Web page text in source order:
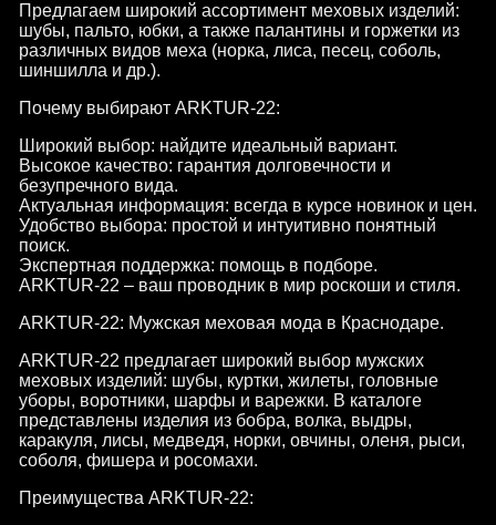
Предлагаем широкий ассортимент меховых изделий:
шубы, пальто, юбки, а также палантины и горжетки из
различных видов меха (норка, лиса, песец, соболь,
шиншилла и др.).
Почему выбирают ARKTUR-22:
Широкий выбор: найдите идеальный вариант.
Высокое качество: гарантия долговечности и
безупречного вида.
Актуальная информация: всегда в курсе новинок и цен.
Удобство выбора: простой и интуитивно понятный
поиск.
Экспертная поддержка: помощь в подборе.
ARKTUR-22 – ваш проводник в мир роскоши и стиля.
ARKTUR-22: Мужская меховая мода в Краснодаре.
ARKTUR-22 предлагает широкий выбор мужских
меховых изделий: шубы, куртки, жилеты, головные
уборы, воротники, шарфы и варежки. В каталоге
представлены изделия из бобра, волка, выдры,
каракуля, лисы, медведя, норки, овчины, оленя, рыси,
соболя, фишера и росомахи.
Преимущества ARKTUR-22: